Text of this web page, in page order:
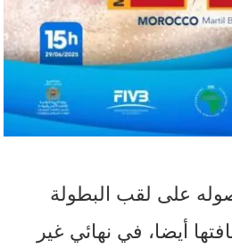
على لقب البطولة
أيضا، في نهائي غير